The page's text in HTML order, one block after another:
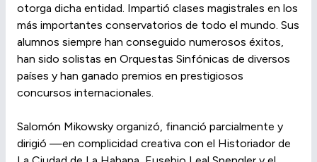
otorga dicha entidad. Impartió clases magistrales en los
más importantes conservatorios de todo el mundo. Sus
alumnos siempre han conseguido numerosos éxitos,
han sido solistas en Orquestas Sinfónicas de diversos
países y han ganado premios en prestigiosos
concursos internacionales.
Salomón Mikowsky organizó, financió parcialmente y
dirigió —en complicidad creativa con el Historiador de